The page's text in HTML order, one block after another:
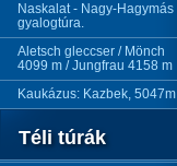
Naskalat - Nagy-Hagymás
gyalogtúra.
Aletsch gleccser / Mönch
4099 m / Jungfrau 4158 m
Kaukázus: Kazbek, 5047m
Téli túrák